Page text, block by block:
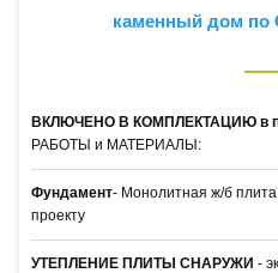
каменный дом
ВКЛЮЧЕНО В КОМПЛЕКТАЦИЮ в
РАБОТЫ и МАТЕРИАЛЫ:
Фундамент- Монолитная ж/б
проекту
УТЕПЛЕНИЕ ПЛИТЫ СНАРУЖИ -